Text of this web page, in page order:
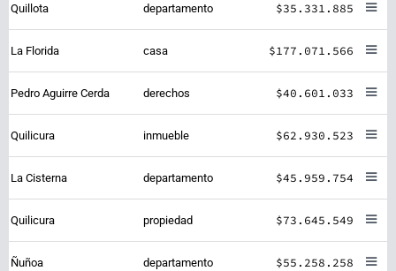
Quillota departamento $35.331.885
La Florida casa $177.071.566
Pedro Aguirre Cerda derechos $40.601.033
Quilicura inmueble $62.930.523
La Cisterna departamento $45.959.754
Quilicura propiedad $73.645.549
Ñuñoa departamento $55.258.258